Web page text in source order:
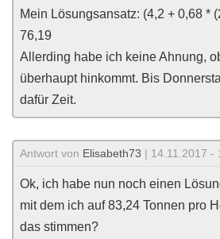
Mein Lösungsansatz: (4,2 + 0,68 *
76,19
Allerding habe ich keine Ahnung,
überhaupt hinkommt. Bis
dafür Zeit.
Antwort von Elisabeth73 | 14.11.2017 -
Ok, ich habe nun noch einen
mit dem ich auf 83,24 Tonnen pro
das stimmen?